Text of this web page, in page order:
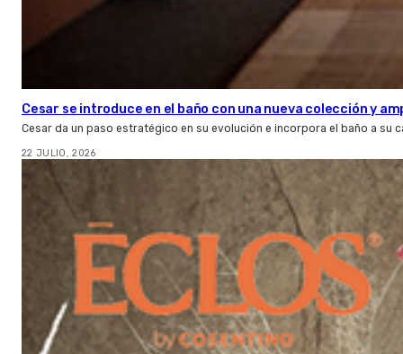
Cesar se introduce en el baño con una nueva colección y
Cesar da un paso estratégico en su evolución e incorpora el baño a su
22 JULIO, 2026